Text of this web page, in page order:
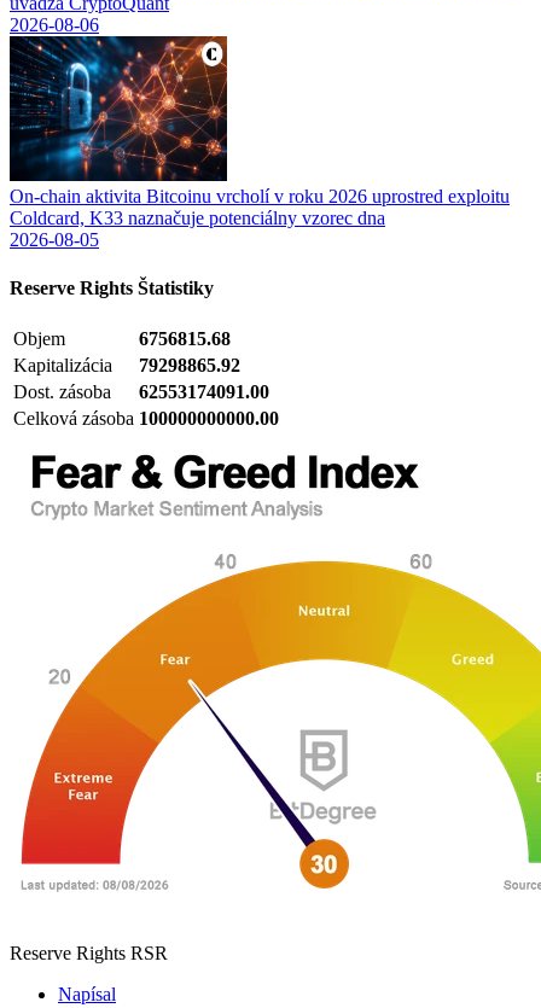
2026-08-06
On-chain aktivita Bitcoinu vrcholí v roku 2026 uprostred exploitu
Coldcard, K33 naznačuje potenciálny vzorec dna
2026-08-05
Reserve Rights Štatistiky
Objem
6756815.68
Kapitalizácia
79298865.92
Dost. zásoba
62553174091.00
Celková zásoba 100000000000.00
Reserve Rights RSR
Napísal